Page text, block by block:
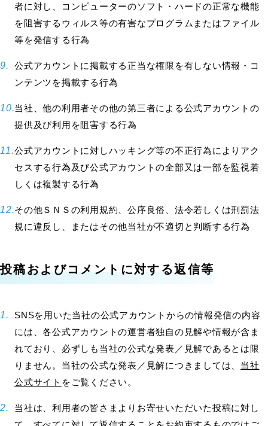
者に対し、コンピューターのソフト・ハードの正常な機能
を阻害するウィルス等の有害なプログラムまたはファイル
等を発信する行為
公式アカウントに掲載する正当な権限を有しない情報・コ
ンテンツを掲載する行為
当社、他の利用者その他の第三者による公式アカウントの
提供及び利用を阻害する行為
公式アカウントに対しハッキング等の不正行為によりアク
セスする行為及び公式アカウントの全部又は一部を監視若
しくは複製する行為
その他ＳＮＳの利用規約、公序良俗、法令若しくは刑罰法
規に違反し、またはその他当社が不適切と判断する行為
投稿およびコメントに対する返信等
SNSを用いた当社の公式アカウントからの情報発信の内容
には、各公式アカウントの運営者独自の見解や情報が含ま
れており、必ずしも当社の公式な発表／見解であるとは限
りません。当社の公式な発表／見解につきましては、 当社
公式サイト をご覧ください。
当社は、利用者の皆さまよりお寄せいただいた投稿に対し